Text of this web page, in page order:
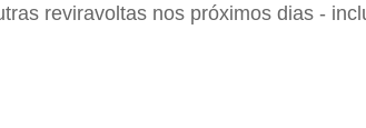
reviravoltas nos próximos dias -